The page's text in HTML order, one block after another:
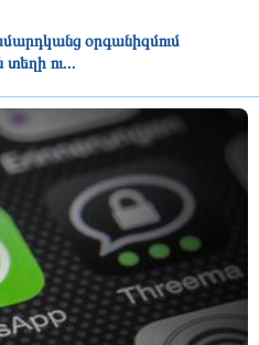
օրգանիզմում
տեղի ու...